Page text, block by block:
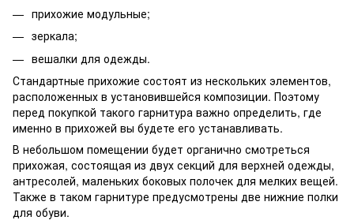
прихожие модульные;
зеркала;
вешалки для одежды.
Стандартные прихожие состоят из нескольких элементов,
расположенных в установившейся композиции. Поэтому
перед покупкой такого гарнитура важно определить, где
именно в прихожей вы будете его устанавливать.
В небольшом помещении будет органично смотреться
прихожая, состоящая из двух секций для верхней одежды,
антресолей, маленьких боковых полочек для мелких вещей.
Также в таком гарнитуре предусмотрены две нижние полки
для обуви.